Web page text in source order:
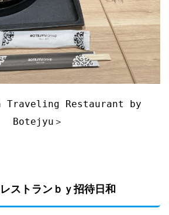
Traveling Restaurant by
Botejyu＞
ストランｂｙ招待日和